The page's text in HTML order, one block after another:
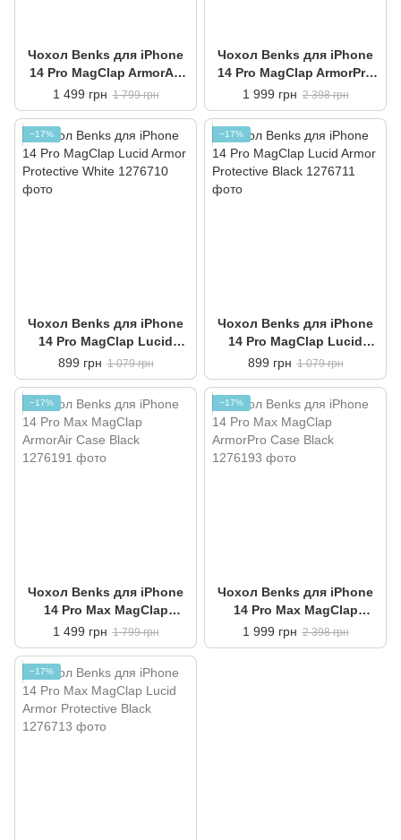
Чохол Benks для iPhone
14 Pro MagClap ArmorAir
Case Black
1 499 грн 1 799 грн
Чохол Benks для iPhone
14 Pro MagClap ArmorPro
Case Black
1 999 грн 2 398 грн
−17%
Чохол Benks для iPhone
14 Pro MagClap Lucid
Armor Protective White
899 грн 1 079 грн
−17%
Чохол Benks для iPhone
14 Pro MagClap Lucid
Armor Protective Black
899 грн 1 079 грн
−17%
Чохол Benks для iPhone
14 Pro Max MagClap
ArmorAir Case Black
1 499 грн 1 799 грн
−17%
Чохол Benks для iPhone
14 Pro Max MagClap
ArmorPro Case Black
1 999 грн 2 398 грн
−17%